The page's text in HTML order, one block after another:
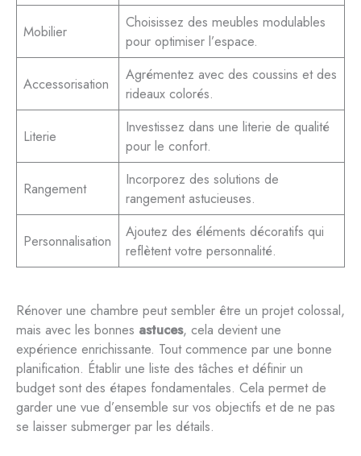
Mobilier
Choisissez des meubles modulables
pour optimiser l’espace.
Accessorisation
Agrémentez avec des coussins et des
rideaux colorés.
Literie
Investissez dans une literie de qualité
pour le confort.
Rangement
Incorporez des solutions de
rangement astucieuses.
Personnalisation
Ajoutez des éléments décoratifs qui
reflètent votre personnalité.
Rénover une chambre peut sembler être un projet colossal,
mais avec les bonnes astuces, cela devient une
expérience enrichissante. Tout commence par une bonne
planification. Établir une liste des tâches et définir un
budget sont des étapes fondamentales. Cela permet de
garder une vue d’ensemble sur vos objectifs et de ne pas
se laisser submerger par les détails.